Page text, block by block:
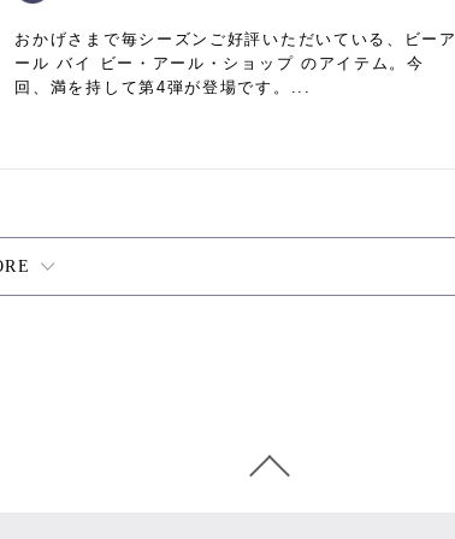
おかげさまで毎シーズンご好評いただいている、ビーア
ール バイ ビー・アール・ショップ のアイテム。今
回、満を持して第4弾が登場です。...